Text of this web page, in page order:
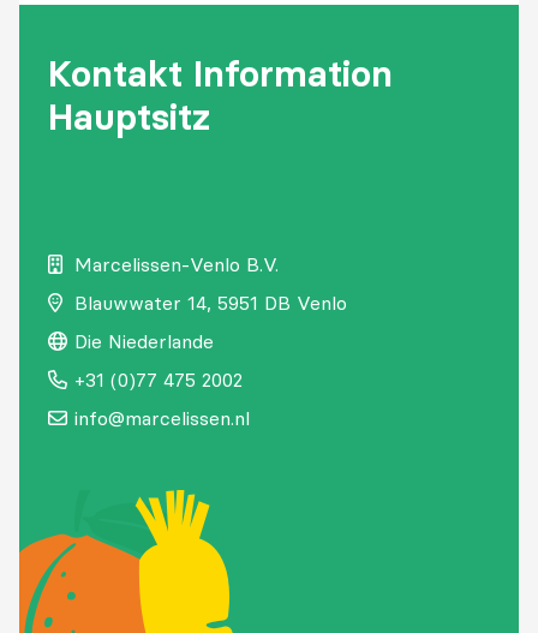
Kontakt Information
Hauptsitz
Marcelissen-Venlo B.V.
Blauwwater 14, 5951 DB Venlo
Die Niederlande
+31 (0)77 475 2002
info@marcelissen.nl